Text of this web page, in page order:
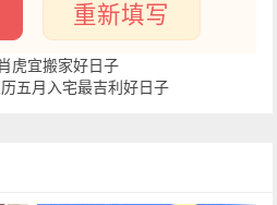
重新填写
虎宜搬家好日子
五月入宅最吉利好日子